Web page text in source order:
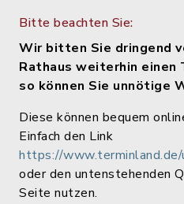
Bitte beachten Sie:
Wir bitten Sie dringend
Rathaus weiterhin einen
so können Sie unnötige
Diese können bequem
Einfach den Link
https://
oder den untenstehenden
Seite nutzen.